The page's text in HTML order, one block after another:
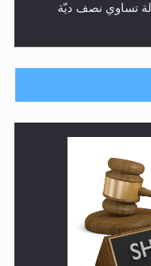
تساوي نصف ديّة
الاصطناعية) والأظافر
وهل يُسمح الصلاة